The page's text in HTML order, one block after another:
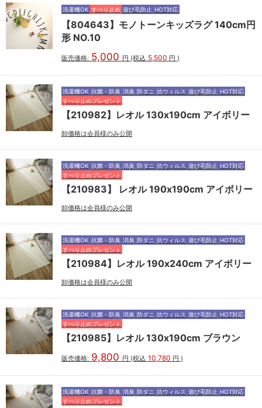
洗濯機OK すべり止め 遊び毛防止 HOT対応
【804643】モノトーンキッズラグ 140cm円
形 NO.10
販売価格: 5,000 円 (税込 5,500 円 )
洗濯機OK 抗菌・防臭 消臭 防ダニ 抗ウィルス 遊び毛防止 HOT対応
すべり止めプレゼント
【210982】レオル 130x190cm アイボリー
卸価格は会員様のみ公開
洗濯機OK 抗菌・防臭 消臭 防ダニ 抗ウィルス 遊び毛防止 HOT対応
すべり止めプレゼント
【210983】 レオル 190x190cm アイボリー
卸価格は会員様のみ公開
洗濯機OK 抗菌・防臭 消臭 防ダニ 抗ウィルス 遊び毛防止 HOT対応
すべり止めプレゼント
【210984】レオル 190x240cm アイボリー
卸価格は会員様のみ公開
洗濯機OK 抗菌・防臭 消臭 防ダニ 抗ウィルス 遊び毛防止 HOT対応
すべり止めプレゼント
【210985】レオル 130x190cm ブラウン
販売価格: 9,800 円 (税込 10,780 円 )
洗濯機OK 抗菌・防臭 消臭 防ダニ 抗ウィルス 遊び毛防止 HOT対応
すべり止めプレゼント